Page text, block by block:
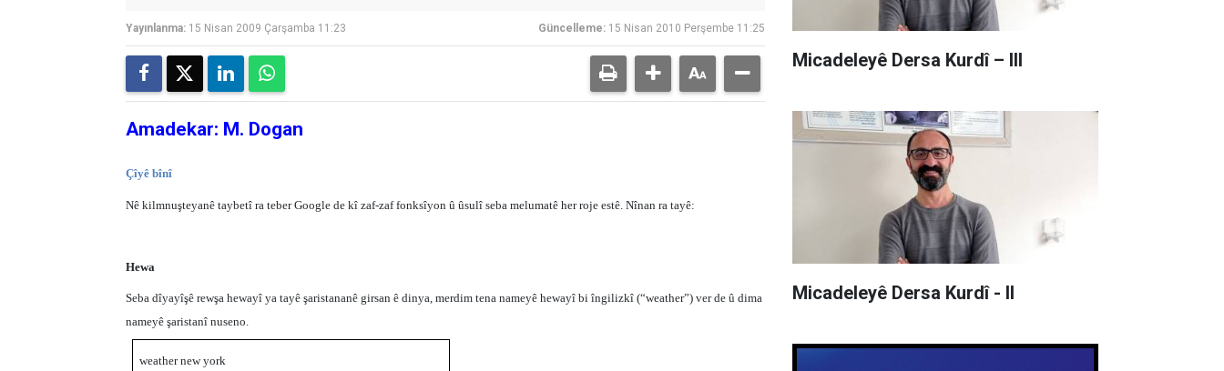
Yayınlanma: 15 Nisan 2009 Çarşamba 11:23 Güncelleme: 15 Nisan 2010 Perşembe 11:25
Amadekar: M. Dogan
Çîyê bînî
Nê kilmnuşteyanê taybetî ra teber Google de kî zaf-zaf fonksîyon û ûsulî seba melumatê her roje estê. Nînan ra tayê:
Hewa
Seba dîyayîşê rewşa hewayî ya tayê şaristananê girsan ê dinya, merdim tena nameyê hewayî bi îngilizkî (“weather”) ver de û dima
nameyê şaristanî nuseno.
weather new york
Micadeleyê Dersa Kurdî – III
Micadeleyê Dersa Kurdî - II